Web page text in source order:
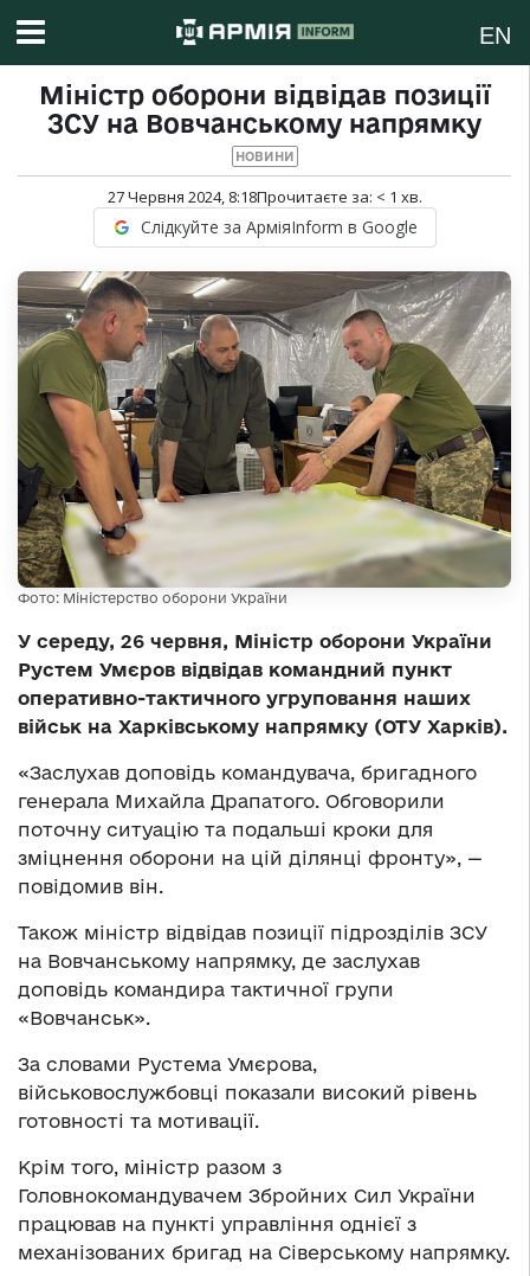
EN
Міністр оборони відвідав позиції
ЗСУ на Вовчанському напрямку
НОВИНИ
27 Червня 2024, 8:18Прочитаєте за: < 1 хв.
Слідкуйте за АрміяInform в Google
Фото: Міністерство оборони України
У середу, 26 червня, Міністр оборони України
Рустем Умєров відвідав командний пункт
оперативно-тактичного угруповання наших
військ на Харківському напрямку (ОТУ Харків).
«Заслухав доповідь командувача, бригадного
генерала Михайла Драпатого. Обговорили
поточну ситуацію та подальші кроки для
зміцнення оборони на цій ділянці фронту», —
повідомив він.
Також міністр відвідав позиції підрозділів ЗСУ
на Вовчанському напрямку, де заслухав
доповідь командира тактичної групи
«Вовчанськ».
За словами Рустема Умєрова,
військовослужбовці показали високий рівень
готовності та мотивації.
Крім того, міністр разом з
Головнокомандувачем Збройних Сил України
працював на пункті управління однієї з
механізованих бригад на Сіверському напрямку.